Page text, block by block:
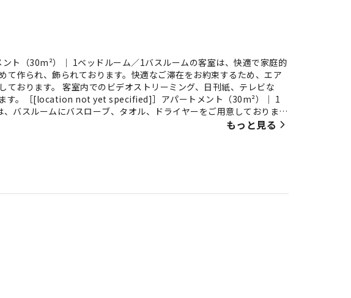
（30m²）｜ 1ベッドルーム／1バスルームの客室は、快適で家庭的
て作られ、飾られております。快適なご滞在をお約束するため、エア
ております。 客室内でのビデオストリーミング、日刊紙、テレビな
す。［[location not yet specified]］アパートメント（30m²）｜ 1
バスルームにバスローブ、タオル、ドライヤーをご用意しておりま
もっと見る